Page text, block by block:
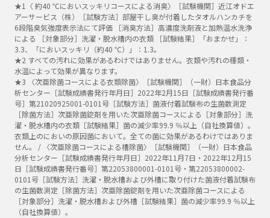
★1〈 約40 ℃においスッキリコースによる消臭〉［試験機関］近江オドエ
アーサービス（株）［試験方法］部屋干し臭が付着したタオルハンカチを
6段階臭気強度表示法にて評価 ［消臭方法］高濃度洗剤液と加熱温水洗浄
による ［対象部分］洗濯・脱水槽内の衣類 ［試験結果］「おまかせ」：
3.3、「においスッキリ（約40 ℃）」：1.3。
★2 すべての汚れに効果があるわけではありません。衣類や汚れの種類・
水温によって効果が異なります。
★3 〈次亜除菌コースによる衣類除菌〉［試験機関］（一財）日本食品分
析センター［試験成績書発行年月日］2022年2月15日［試験成績書発行番
号］第21020925001-0101号［試験方法］菌液付着試験布の生菌数測定
［除菌方法］次亜除菌錠剤を用いた次亜除菌コースによる［対象部分］洗
濯・脱水槽内の衣類［試験結果］菌の減少率99.9 ％以上（自社換算値）。
衣類上のにおいの原因菌において。全ての菌に効果があるわけではありま
せん。 / 〈次亜除菌コースによる槽除菌〉［試験機関］（一財）日本食品
分析センター［試験成績書発行年月日］2022年11月7日・2022年12月15
日［試験成績書発行番号］第22053800001-0101号・第22053800002-
0101号［試験方法］洗濯・脱水槽および外槽に取り付けた菌液付着試験布
の生菌数測定［除菌方法］次亜除菌錠剤を用いた次亜除菌コースによる
［対象部分］洗濯・脱水槽および外槽［試験結果］菌の減少率99.9 ％以上
（自社換算値）。